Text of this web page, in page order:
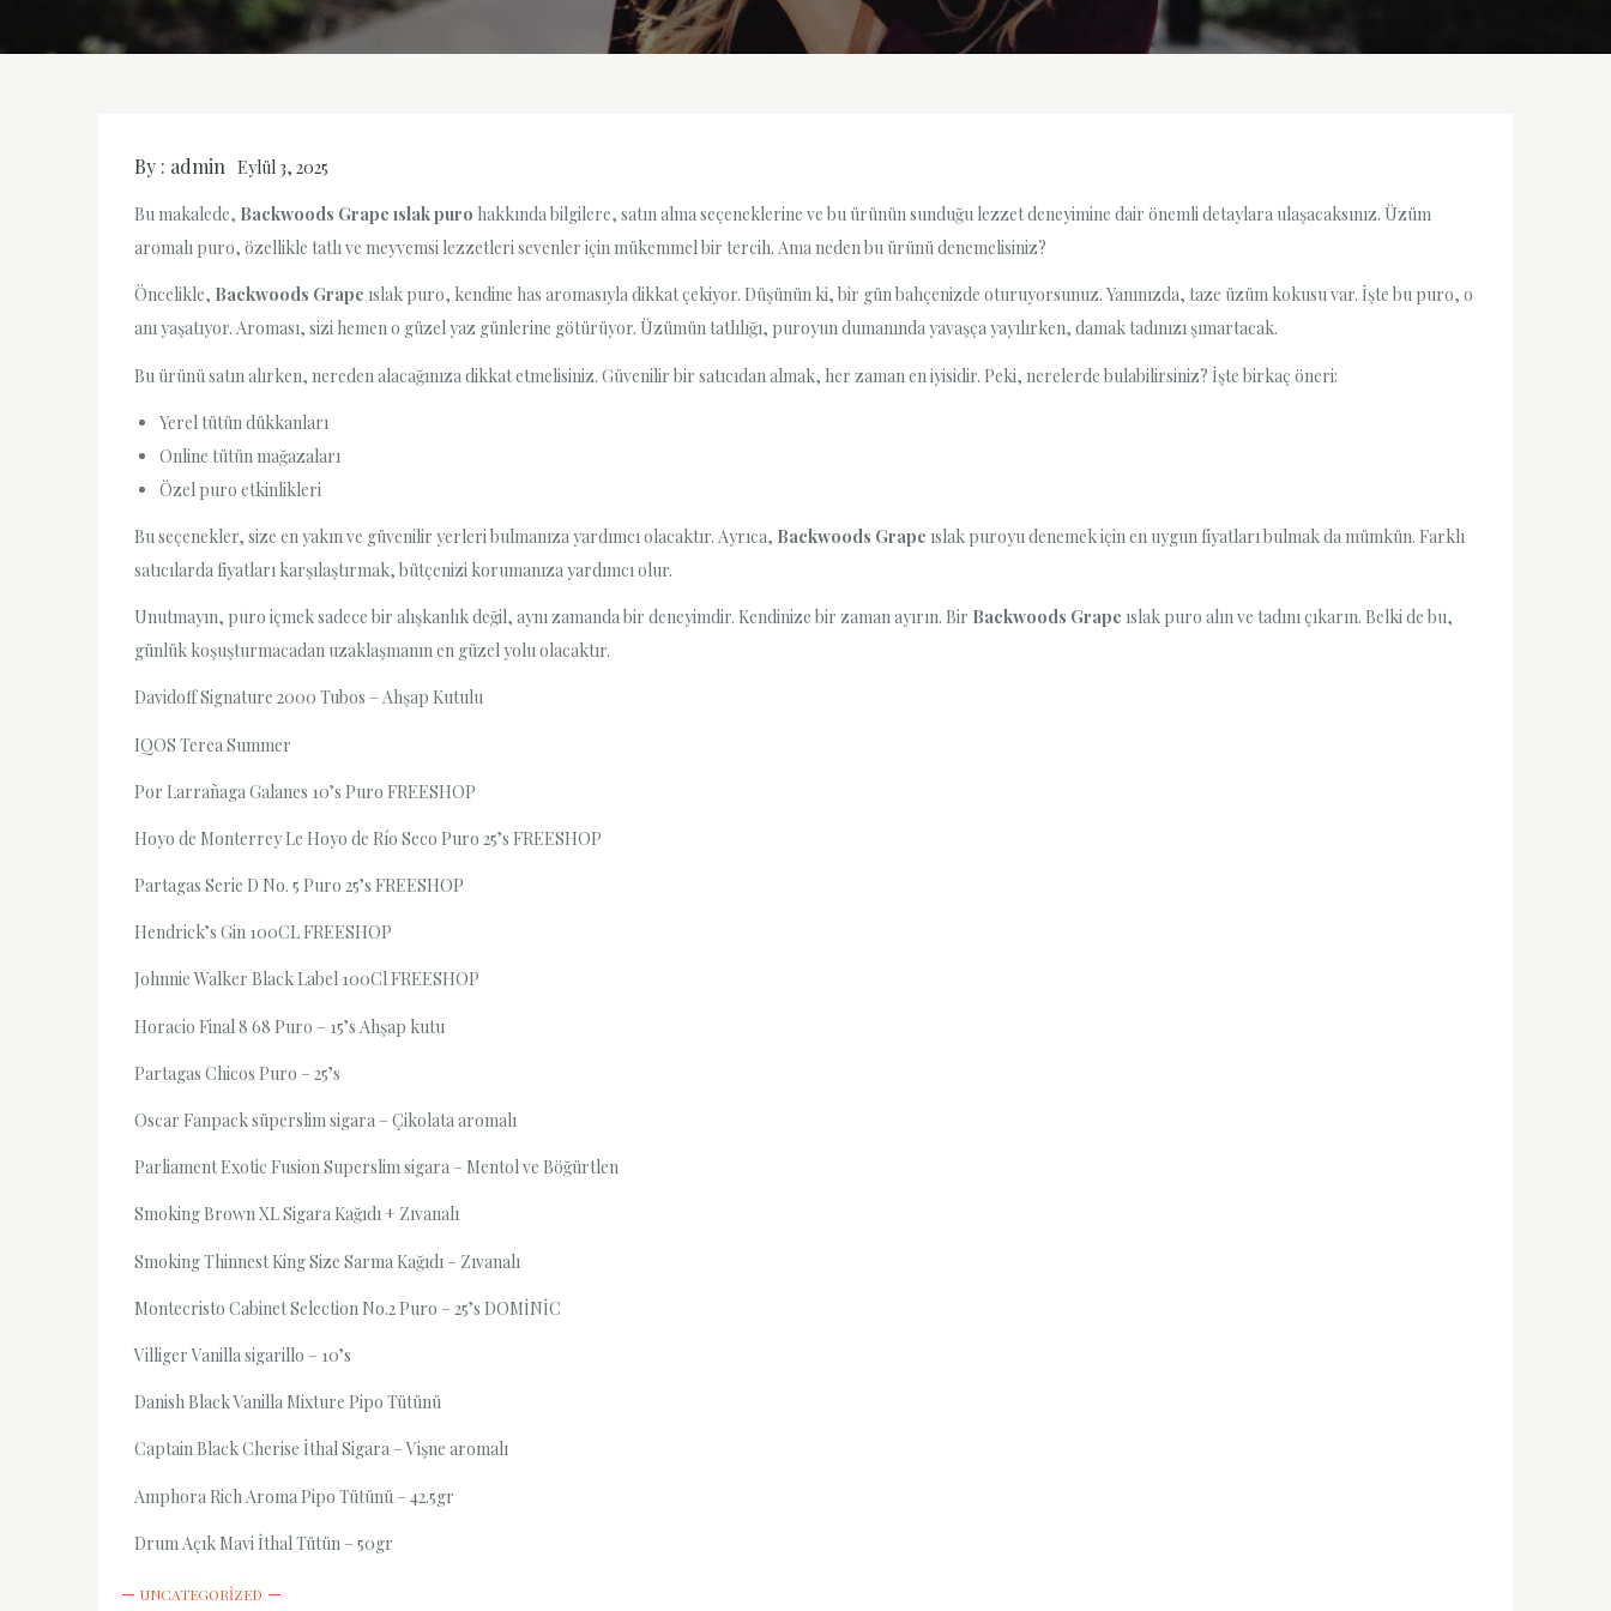
By : admin Eylül 3, 2025
Bu makalede, Backwoods Grape ıslak puro hakkında bilgilere, satın alma seçeneklerine ve bu ürünün sunduğu lezzet deneyimine dair önemli detaylara ulaşacaksınız. Üzüm
aromalı puro, özellikle tatlı ve meyvemsi lezzetleri sevenler için mükemmel bir tercih. Ama neden bu ürünü denemelisiniz?
Öncelikle, Backwoods Grape ıslak puro, kendine has aromasıyla dikkat çekiyor. Düşünün ki, bir gün bahçenizde oturuyorsunuz. Yanınızda, taze üzüm kokusu var. İşte bu puro, o
anı yaşatıyor. Aroması, sizi hemen o güzel yaz günlerine götürüyor. Üzümün tatlılığı, puroyun dumanında yavaşça yayılırken, damak tadınızı şımartacak.
Bu ürünü satın alırken, nereden alacağınıza dikkat etmelisiniz. Güvenilir bir satıcıdan almak, her zaman en iyisidir. Peki, nerelerde bulabilirsiniz? İşte birkaç öneri:
Yerel tütün dükkanları
Online tütün mağazaları
Özel puro etkinlikleri
Bu seçenekler, size en yakın ve güvenilir yerleri bulmanıza yardımcı olacaktır. Ayrıca, Backwoods Grape ıslak puroyu denemek için en uygun fiyatları bulmak da mümkün. Farklı
satıcılarda fiyatları karşılaştırmak, bütçenizi korumanıza yardımcı olur.
Unutmayın, puro içmek sadece bir alışkanlık değil, aynı zamanda bir deneyimdir. Kendinize bir zaman ayırın. Bir Backwoods Grape ıslak puro alın ve tadını çıkarın. Belki de bu,
günlük koşuşturmacadan uzaklaşmanın en güzel yolu olacaktır.
Davidoff Signature 2000 Tubos – Ahşap Kutulu
IQOS Terea Summer
Por Larrañaga Galanes 10’s Puro FREESHOP
Hoyo de Monterrey Le Hoyo de Río Seco Puro 25’s FREESHOP
Partagas Serie D No. 5 Puro 25’s FREESHOP
Hendrick’s Gin 100CL FREESHOP
Johnnie Walker Black Label 100Cl FREESHOP
Horacio Final 8 68 Puro – 15’s Ahşap kutu
Partagas Chicos Puro – 25’s
Oscar Fanpack süperslim sigara – Çikolata aromalı
Parliament Exotic Fusion Superslim sigara – Mentol ve Böğürtlen
Smoking Brown XL Sigara Kağıdı + Zıvanalı
Smoking Thinnest King Size Sarma Kağıdı – Zıvanalı
Montecristo Cabinet Selection No.2 Puro – 25’s DOMİNİC
Villiger Vanilla sigarillo – 10’s
Danish Black Vanilla Mixture Pipo Tütünü
Captain Black Cherise İthal Sigara – Vişne aromalı
Amphora Rich Aroma Pipo Tütünü – 42.5gr
Drum Açık Mavi İthal Tütün – 50gr
UNCATEGORIZED